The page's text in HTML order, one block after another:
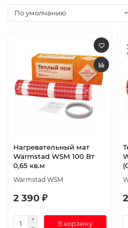
Нагревательный мат
Warmstad WSM 100 Вт
0,65 кв.м
Warmstad WSM
2 390 ₽
В корзину